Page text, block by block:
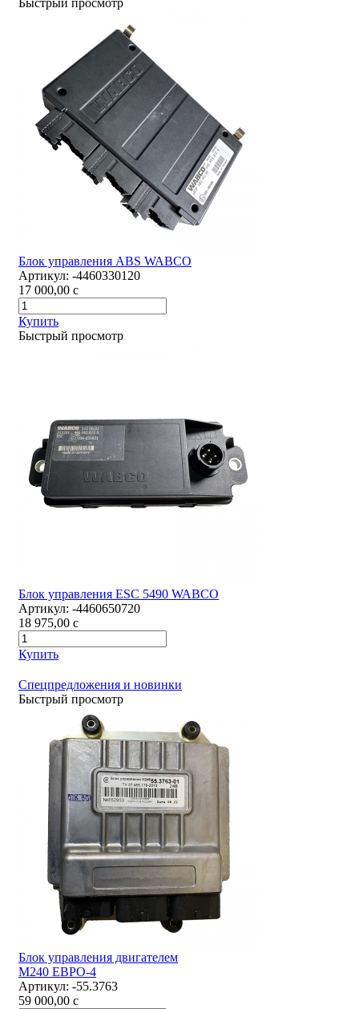
Быстрый просмотр
Блок управления АBS WABCO
Артикул: -4460330120
17 000,00 c
Купить
Быстрый просмотр
Блок управления ESC 5490 WABCO
Артикул: -4460650720
18 975,00 c
Купить
Спецпредложения и новинки
Быстрый просмотр
Блок управления двигателем
М240 ЕВРО-4
Артикул: -55.3763
59 000,00 c